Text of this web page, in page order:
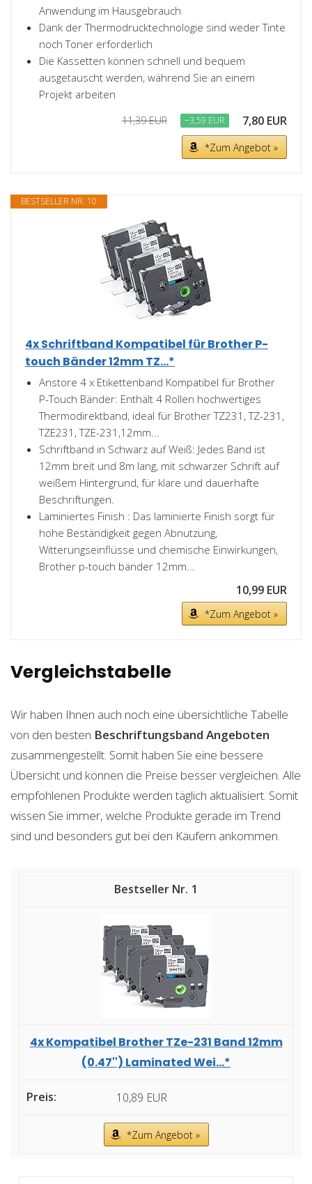
Anwendung im Hausgebrauch
Dank der Thermodrucktechnologie sind weder Tinte
noch Toner erforderlich
Die Kassetten können schnell und bequem
ausgetauscht werden, während Sie an einem
Projekt arbeiten
11,39 EUR −3,59 EUR 7,80 EUR
*Zum Angebot »
BESTSELLER NR. 10
4x Schriftband Kompatibel für Brother P-
touch Bänder 12mm TZ...*
Anstore 4 x Etikettenband Kompatibel für Brother
P-Touch Bänder: Enthält 4 Rollen hochwertiges
Thermodirektband, ideal für Brother TZ231, TZ-231,
TZE231, TZE-231,12mm...
Schriftband in Schwarz auf Weiß: Jedes Band ist
12mm breit und 8m lang, mit schwarzer Schrift auf
weißem Hintergrund, für klare und dauerhafte
Beschriftungen.
Laminiertes Finish : Das laminierte Finish sorgt für
hohe Beständigkeit gegen Abnutzung,
Witterungseinflüsse und chemische Einwirkungen,
Brother p-touch bänder 12mm...
10,99 EUR
*Zum Angebot »
Vergleichstabelle
Wir haben Ihnen auch noch eine übersichtliche Tabelle
von den besten Beschriftungsband Angeboten
zusammengestellt. Somit haben Sie eine bessere
Übersicht und können die Preise besser vergleichen. Alle
empfohlenen Produkte werden täglich aktualisiert. Somit
wissen Sie immer, welche Produkte gerade im Trend
sind und besonders gut bei den Käufern ankommen.
1
4x Kompatibel Brother TZe-231 Band 12mm
(0.47'') Laminated Wei...*
10,89 EUR
*Zum Angebot »